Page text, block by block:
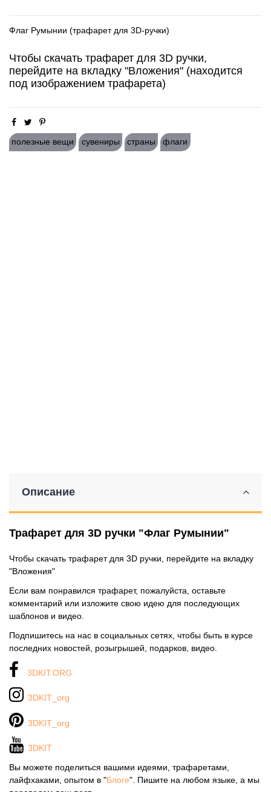
Флаг Румынии (трафарет для 3D-ручки)
Чтобы скачать трафарет для 3D ручки,
перейдите на вкладку "Вложения" (находится
под изображением трафарета)
полезные вещи сувениры страны флаги
Описание
Трафарет для 3D ручки "Флаг Румынии"
Чтобы скачать трафарет для 3D ручки, перейдите на вкладку
"Вложения"
Если вам понравился трафарет, пожалуйста, оставьте
комментарий или изложите свою идею для последующих
шаблонов и видео.
Подпишитесь на нас в социальных сетях, чтобы быть в курсе
последних новостей, розыгрышей, подарков, видео.
3DKIT.ORG
3DKIT_org
3DKIT_org
3DKIT
Вы можете поделиться вашими идеями, трафаретами,
лайфхаками, опытом в "Блоге". Пишите на любом языке, а мы